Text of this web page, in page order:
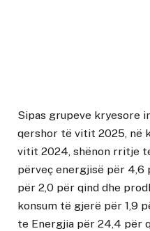
Sipas grupeve kryesore
qershor të vitit 2025, në
vitit 2024, shënon rritje
përveç energjisë për 4,6
për 2,0 për qind dhe
konsum të gjerë për 1,9
te Energjia për 24,4 për